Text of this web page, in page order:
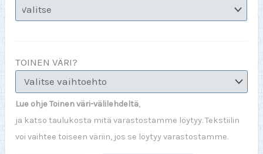
TOINEN VÄRI?
Lue ohje Toinen väri-välilehdeltä,
ja katso taulukosta mitä varastostamme löytyy. Tekstiilin
voi vaihtee toiseen väriin, jos se löytyy varastostamme.